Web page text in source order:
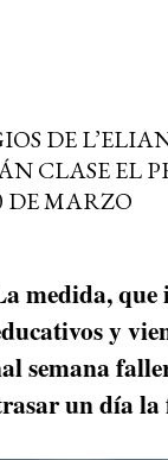
DE
CLASE EL
DE MARZO
medida, que
y
semana
un día